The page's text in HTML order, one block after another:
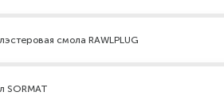
смола RAWLPLUG
SORMAT